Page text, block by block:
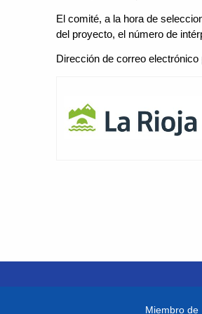
El comité, a la hora de
del proyecto, el número de
Dirección de correo
Miembro de